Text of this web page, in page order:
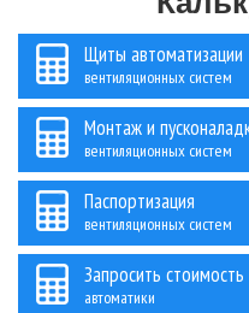
Щиты автоматизации
вентиляционных систем
Монтаж и
вентиляционных систем
Паспортизация
вентиляционных систем
Запросить стоимость
автоматики